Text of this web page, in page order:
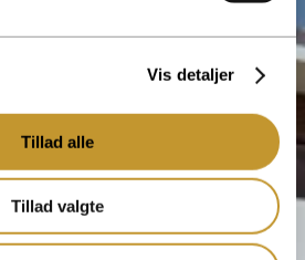
Vis detaljer
Tillad alle
Tillad valgte